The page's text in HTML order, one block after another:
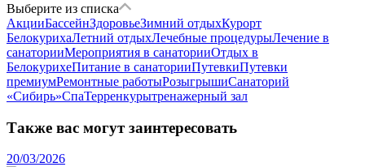
Выберите из списка
АкцииБассейнЗдоровьеЗимний отдыхКурорт
БелокурихаЛетний отдыхЛечебные процедурыЛечение в
санаторииМероприятия в санаторииОтдых в
БелокурихеПитание в санаторииПутевкиПутевки
премиумРемонтные работыРозыгрышиСанаторий
«Сибирь»СпаТерренкурытренажерный зал
Также вас могут заинтересовать
20/03/2026